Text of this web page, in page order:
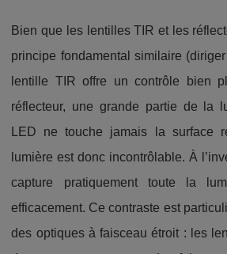
Bien que les lentilles TIR et les
principe fondamental similaire
lentille TIR offre un contrôle bien
réflecteur, une grande partie de la
LED ne touche jamais la surface
lumière est donc incontrôlable. À
capture pratiquement toute la
efficacement. Ce contraste est
des optiques à faisceau étroit : les